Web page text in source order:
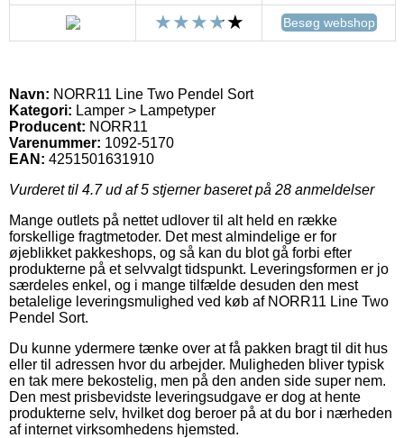
Besøg webshop
Navn: NORR11 Line Two Pendel Sort
Kategori: Lamper > Lampetyper
Producent: NORR11
Varenummer: 1092-5170
EAN: 4251501631910
Vurderet til 4.7ud af 5 stjerner baseret på 28 anmeldelser
Mange outlets på nettet udlover til alt held en række
forskellige fragtmetoder. Det mest almindelige er for
øjeblikket pakkeshops, og så kan du blot gå forbi efter
produkterne på et selvvalgt tidspunkt. Leveringsformen er jo
særdeles enkel, og i mange tilfælde desuden den mest
betalelige leveringsmulighed ved køb af NORR11 Line Two
Pendel Sort.
Du kunne ydermere tænke over at få pakken bragt til dit hus
eller til adressen hvor du arbejder. Muligheden bliver typisk
en tak mere bekostelig, men på den anden side super nem.
Den mest prisbevidste leveringsudgave er dog at hente
produkterne selv, hvilket dog beroer på at du bor i nærheden
af internet virksomhedens hjemsted.